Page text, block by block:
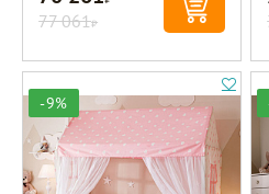
77 061Р
-9%